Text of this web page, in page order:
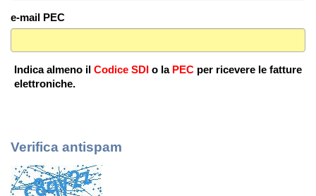
e-mail PEC
Indica almeno il Codice SDI o la PEC per ricevere le fatture
elettroniche.
Verifica antispam